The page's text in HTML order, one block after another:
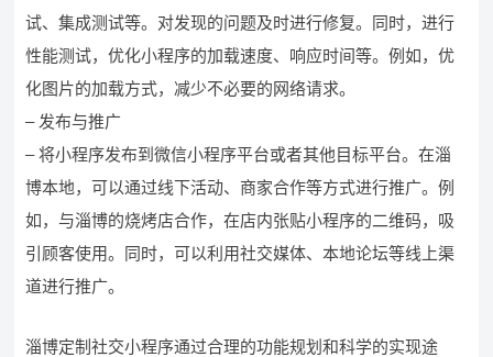
试、集成测试等。对发现的问题及时进行修复。同时，进行
性能测试，优化小程序的加载速度、响应时间等。例如，优
化图片的加载方式，减少不必要的网络请求。
– 发布与推广
– 将小程序发布到微信小程序平台或者其他目标平台。在淄
博本地，可以通过线下活动、商家合作等方式进行推广。例
如，与淄博的烧烤店合作，在店内张贴小程序的二维码，吸
引顾客使用。同时，可以利用社交媒体、本地论坛等线上渠
道进行推广。
淄博定制社交小程序通过合理的功能规划和科学的实现途